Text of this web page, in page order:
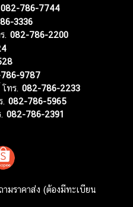
082-786-7744
3336
. 082-786-2200
9787
ทร. 082-786-2233
082-786-5965
082-786-2391
มราคาส่ง (ต้องมีทะเบียน